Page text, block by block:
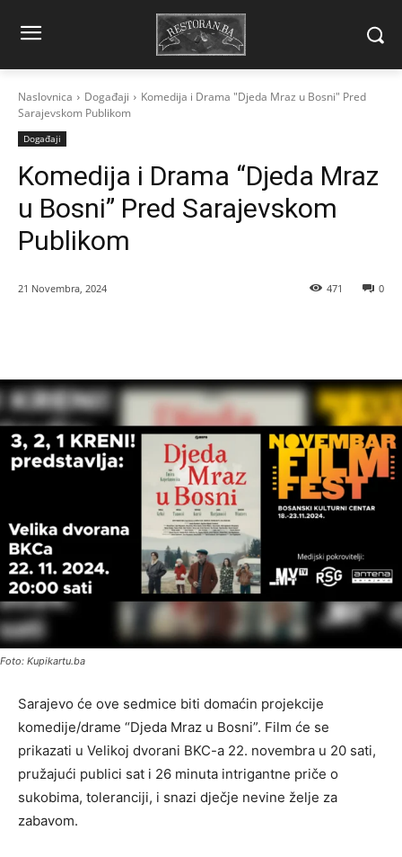
Naslovnica Događaji
Komedija i Drama "Djeda Mraz u Bosni" Pred
Sarajevskom Publikom
Događaji
Komedija i Drama “Djeda Mraz
u Bosni” Pred Sarajevskom
Publikom
21 Novembra, 2024 0
471
Foto: Kupikartu.ba
Sarajevo će ove sedmice biti domaćin projekcije
komedije/drame “Djeda Mraz u Bosni”. Film će se
prikazati u Velikoj dvorani BKC-a 22. novembra u 20 sati,
pružajući publici sat i 26 minuta intrigantne priče o
sukobima, toleranciji, i snazi dječje nevine želje za
zabavom.